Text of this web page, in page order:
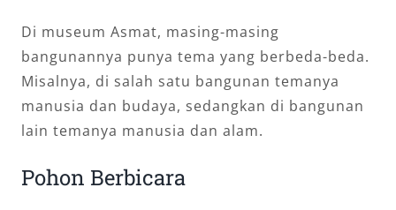
Di museum Asmat, masing-masing
bangunannya punya tema yang berbeda-beda.
Misalnya, di salah satu bangunan temanya
manusia dan budaya, sedangkan di bangunan
lain temanya manusia dan alam.
Pohon Berbicara